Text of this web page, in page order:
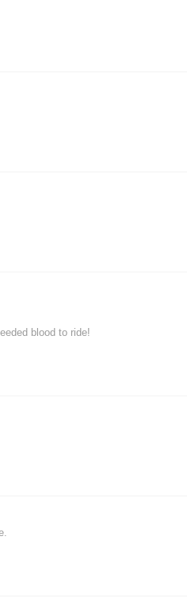
blood to ride!